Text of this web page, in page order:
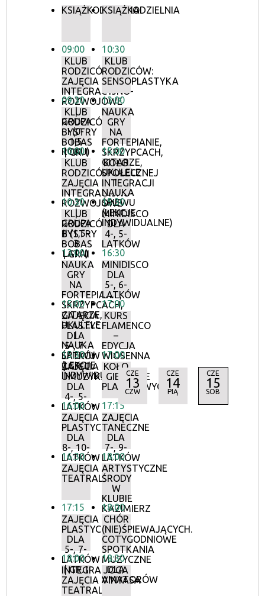
KSIĄŻKODZIELNIA
09:00
KLUB
RODZICÓW:
ZAJĘCIA
INTEGRACYJNO-
ROZWOJOWE
|
GRUPA
I (0-
1,5
ROKU)
09:30
KLUB
RODZICÓW:
BYSTRY
BOBAS
| GR. I
10:00
KLUB
RODZICÓW:
ZAJĘCIA
INTEGRACYJNO-
ROZWOJOWE
|
GRUPA
II (1,5-
3
LATA)
10:30
KLUB
RODZICÓW:
BYSTRY
BOBAS
| GR. II
13:00
NAUKA
GRY
NA
FORTEPIANIE,
SKRZYPCACH,
GITARZE,
UKULELE
I
NAUKA
ŚPIEWU
(LEKCJE
INDYWIDUALNE)
15:00
ZAJĘCIA
PLASTYCZNE
DLA
5-, 7-
LATKÓW
| GR. II
15:30
ZAJĘCIA
UMUZYKALNIAJĄCE
DLA
4-, 5-
LATKÓW
16:00
ZAJĘCIA
PLASTYCZNE
DLA
8-, 10-
LATKÓW
16:30
ZAJĘCIA
TEATRALNE
17:15
ZAJĘCIA
PLASTYCZNE
DLA
5-, 7-
LATKÓW
| GR. I
18:00
INTEGRACYJNE
ZAJĘCIA
TEATRALNE
KSIĄŻKODZIELNIA
10:30
KLUB
RODZICÓW:
SENSOPLASTYKA
13:00
NAUKA
GRY
NA
FORTEPIANIE,
SKRZYPCACH,
GITARZE,
UKULELE
I
NAUKA
ŚPIEWU
(LEKCJE
INDYWIDUALNE)
15:00
KOŁO
SPOŁECZNEJ
INTEGRACJI
15:30
MINIDISCO
DLA
4-, 5-
LATKÓW
16:30
MINIDISCO
DLA
5-, 6-
LATKÓW
17:00
KURS
FLAMENCO
–
EDYCJA
WIOSENNA
17:00
KOŁO
GIER
PLANSZOWYCH
17:15
ZAJĘCIA
TANECZNE
DLA
7-, 9-
LATKÓW
18:00
ARTYSTYCZNE
ŚRODY
W
KLUBIE
KAZIMIERZ
18:00
CHÓR
(NIE)ŚPIEWAJĄCYCH.
COTYGODNIOWE
SPOTKANIA
MUZYCZNE
DLA
AMATORÓW
18:30
JOGA
VINYASA
CZE
13
CZW
CZE
14
PIĄ
CZE
15
SOB